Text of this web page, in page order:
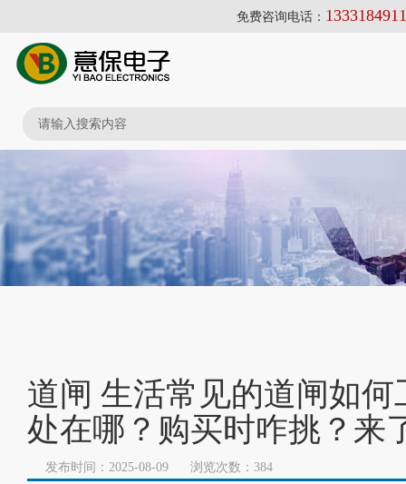
免费咨询电话：
道闸 生活常见的道闸如何
处在哪？购买时咋挑？来
发布时间：2025-08-09 浏览次数：384